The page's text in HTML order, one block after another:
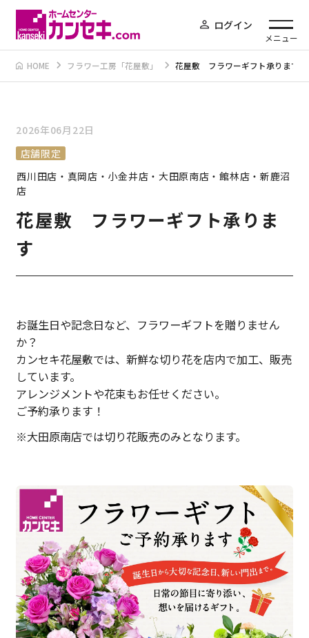
メニュー
ログイン
HOME フラワー工房「花屋敷」 花屋敷 フラワーギフト承ります
2026年06月22日
店舗限定
西川田店・真岡店・小金井店・大田原南店・館林店・新鹿沼
店
花屋敷 フラワーギフト承りま
す
お誕生日や記念日など、フラワーギフトを贈りません
か？
カンセキ花屋敷では、新鮮な切り花を店内で加工、販売
しています。
アレンジメントや花束もお任せください。
ご予約承ります！
※大田原南店では切り花販売のみとなります。